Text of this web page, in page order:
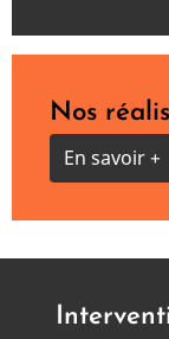
Nos
En savoir +